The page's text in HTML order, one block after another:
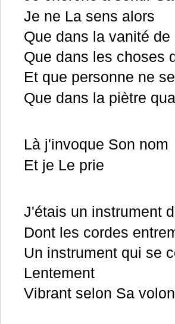
Je ne La sens alors
Que dans la vanité de
Que dans les choses
Et que personne ne
Que dans la piètre
Là j'invoque Son nom
Et je Le prie
J'étais un instrument
Dont les cordes
Un instrument qui se
Lentement
Vibrant selon Sa